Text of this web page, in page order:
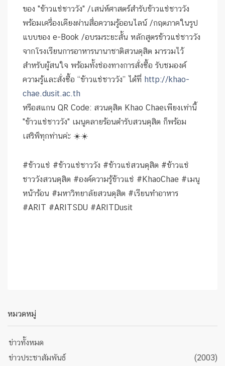
ของ "ข้าวแช่ชาววัง" /เสน่ห์ศาสตร์สำรับข้าวแช่ชาววัง
พร้อมเครื่องเคียงผ่านสื่อความรู้ออนไลน์ /กฤตภาคในรูป
แบบของ e-Book /อบรมระยะสั้น หลักสูตรข้าวแช่ชาววัง
จากโรงเรียนการอาหารนานาชาติสวนดุสิต มารวมไว้
สำหรับผู้สนใจ พร้อมทั้งช่องทางการสั่งซื้อ รับชมองค์
ความรู้และสั่งซื้อ “ข้าวแช่ชาววัง” ได้ที่ http://khao-
chae.dusit.ac.th
หรือสแกน QR Code: สวนดุสิต Khao Chaeเพียงเท่านี้
"ข้าวแช่ชาววัง" เมนูคลายร้อนตำรับสวนดุสิต ก็พร้อม
เสริฟ์ทุกท่านค่ะ ☀️☀️
#ข้าวแช่ #ข้าวแช่ชาววัง #ข้าวแช่สวนดุสิต #ข้าวแช่
ชาววังสวนดุสิต #องค์ความรู้ข้าวแช่ #KhaoChae #เมนู
หน้าร้อน #มหาวิทยาลัยสวนดุสิต #เรียนทำอาหาร
#ARIT #ARITSDU #ARITDusit
หมวดหมู่
ข่าวทั้งหมด
ข่าวประชาสัมพันธ์
(2003)